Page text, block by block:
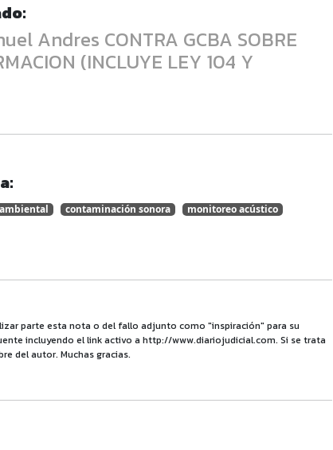
Andres CONTRA GCBA SOBRE
(INCLUYE LEY 104 Y
ambiental contaminación sonora
monitoreo acústico
parte esta nota o del fallo adjunto como "inspiración" para su
incluyendo el link activo a http://www.diariojudicial.com. Si se trata
del autor. Muchas gracias.